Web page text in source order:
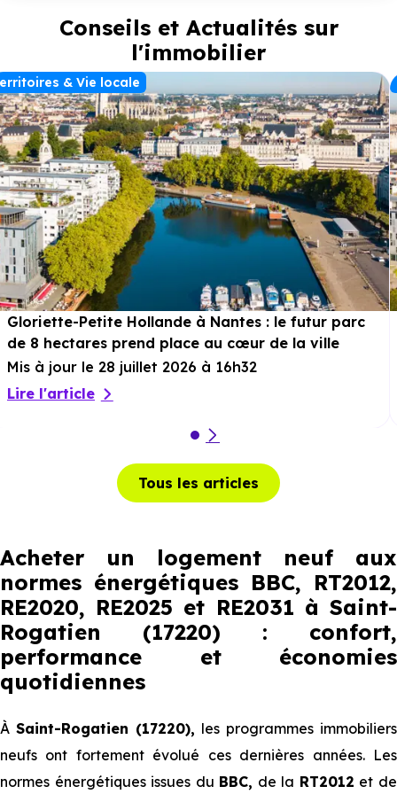
de détente. Les maisons sont complétées par un garage et
des places de stationnement, gages de praticité et de
tranquillité. Une opportunité idéale pour s’installer à Saint-
Rogatien, dans un environnement résidentiel recherché, à
proximité immédiate des commodités.
Conseils et Actualités sur
l'immobilier
& Vie locale
Gloriette-Petite Hollande à Nantes : le futur parc
de 8 hectares prend place au cœur de la ville
Mis à jour le 28 juillet 2026 à 16h32
Lire l'article
Tous les articles
Acheter un logement neuf aux
normes énergétiques BBC, RT2012,
RE2020, RE2025 et RE2031 à Saint-
Rogatien (17220) : confort,
performance et économies
quotidiennes
À Saint-Rogatien (17220), les programmes immobiliers
neufs ont fortement évolué ces dernières années. Les
normes énergétiques issues du BBC, de la RT2012 et de